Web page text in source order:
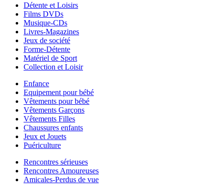
Détente et Loisirs
Films DVDs
Musique-CDs
Livres-Magazines
Jeux de société
Forme-Détente
Matériel de Sport
Collection et Loisir
Enfance
Equipement pour bébé
Vêtements pour bébé
Vêtements Garçons
Vêtements Filles
Chaussures enfants
Jeux et Jouets
Puériculture
Rencontres sérieuses
Rencontres Amoureuses
Amicales-Perdus de vue